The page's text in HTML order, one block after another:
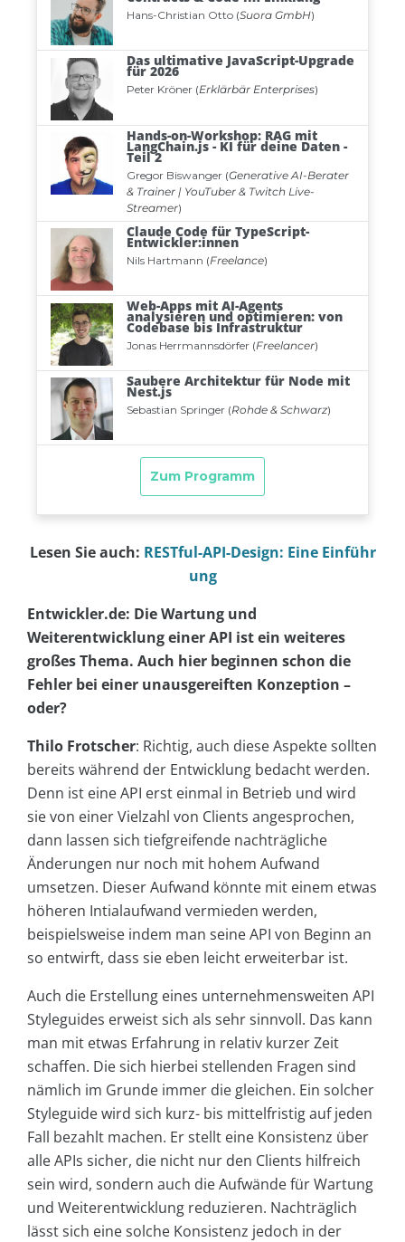
Lesen Sie auch: RESTful-API-Design: Eine Einführ
ung
Entwickler.de: Die Wartung und
Weiterentwicklung einer API ist ein weiteres
großes Thema. Auch hier beginnen schon die
Fehler bei einer unausgereiften Konzeption –
oder?
Thilo Frotscher: Richtig, auch diese Aspekte sollten
bereits während der Entwicklung bedacht werden.
Denn ist eine API erst einmal in Betrieb und wird
sie von einer Vielzahl von Clients angesprochen,
dann lassen sich tiefgreifende nachträgliche
Änderungen nur noch mit hohem Aufwand
umsetzen. Dieser Aufwand könnte mit einem etwas
höheren Intialaufwand vermieden werden,
beispielsweise indem man seine API von Beginn an
so entwirft, dass sie eben leicht erweiterbar ist.
Auch die Erstellung eines unternehmensweiten API
Styleguides erweist sich als sehr sinnvoll. Das kann
man mit etwas Erfahrung in relativ kurzer Zeit
schaffen. Die sich hierbei stellenden Fragen sind
nämlich im Grunde immer die gleichen. Ein solcher
Styleguide wird sich kurz- bis mittelfristig auf jeden
Fall bezahlt machen. Er stellt eine Konsistenz über
alle APIs sicher, die nicht nur den Clients hilfreich
sein wird, sondern auch die Aufwände für Wartung
und Weiterentwicklung reduzieren. Nachträglich
lässt sich eine solche Konsistenz jedoch in der